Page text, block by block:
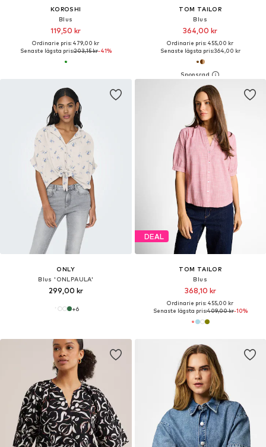
KOROSHI
Blus
119,50 kr
Ordinarie pris: 479,00 kr
Senaste lägsta pris:203,15 kr-41%
TOM TAILOR
Blus
364,00 kr
Ordinarie pris: 455,00 kr
Senaste lägsta pris:364,00 kr
ONLY
Blus 'ONLPAULA'
299,00 kr
+6
DEAL
TOM TAILOR
Blus
368,10 kr
Ordinarie pris: 455,00 kr
Senaste lägsta pris:409,00 kr-10%